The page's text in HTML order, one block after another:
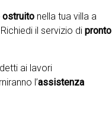
ostruito nella tua villa a
il servizio di pronto
ai lavori
l’assistenza